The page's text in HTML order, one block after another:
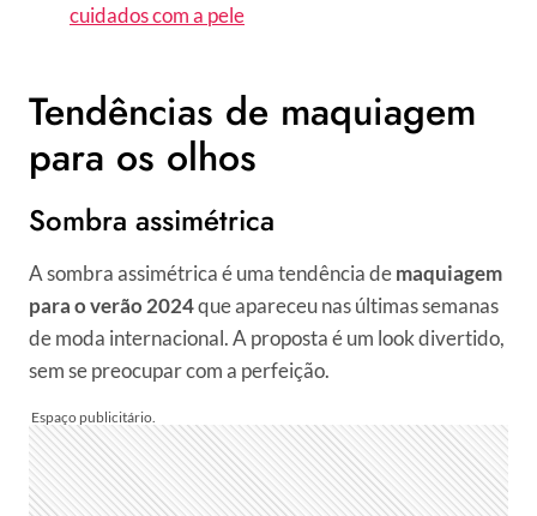
cuidados com a pele
Tendências de maquiagem
para os olhos
Sombra assimétrica
A sombra assimétrica é uma tendência demaquiagem
para o verão 2024que apareceu nas últimas semanas
de moda internacional. A proposta é um look divertido,
sem se preocupar com a perfeição.